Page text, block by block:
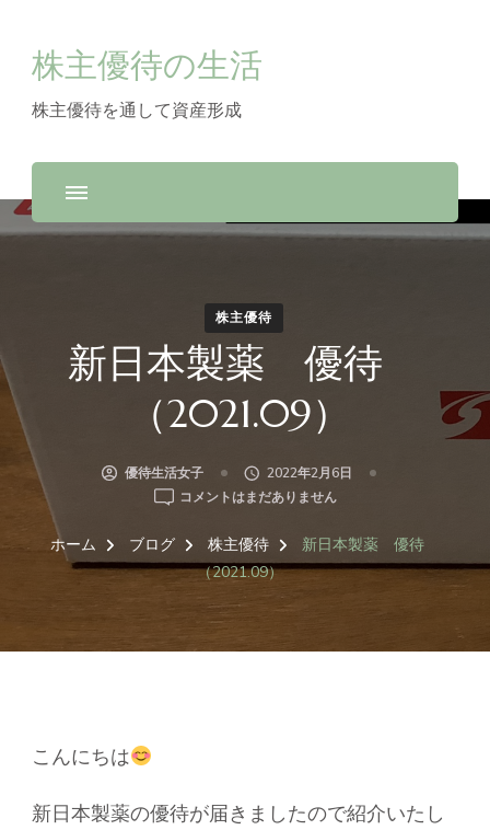
株主優待の生活
株主優待を通して資産形成
株主優待
新日本製薬 優待
（2021.09）
優待生活女子
2022年2月6日
新
本
製
（2021.09）
コメントはまだありません
ホーム ブログ 株主優待
新日本製薬 優待
（2021.09）
こんにちは
新日本製薬の優待が届きましたので紹介いたし